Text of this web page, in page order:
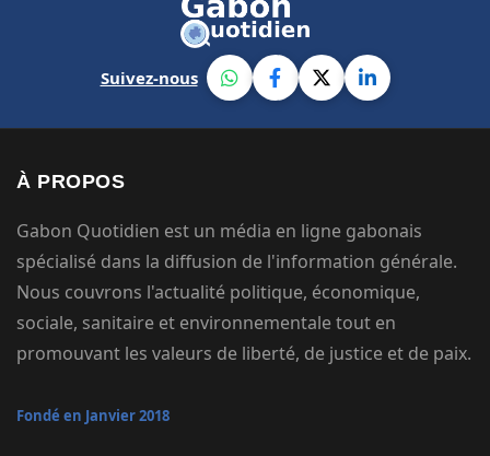
Suivez-nous
À PROPOS
Gabon Quotidien est un média en ligne gabonais
spécialisé dans la diffusion de l'information générale.
Nous couvrons l'actualité politique, économique,
sociale, sanitaire et environnementale tout en
promouvant les valeurs de liberté, de justice et de paix.
Fondé en Janvier 2018